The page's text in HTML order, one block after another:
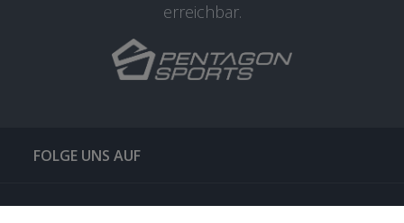
erreichbar.
FOLGE UNS AUF
QUICKLINKS & TIPPS